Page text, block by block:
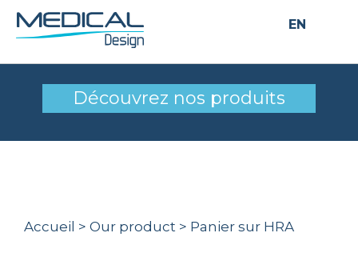
EN
Panier sur HRA
Découvrez nos produits
Accueil > Our product > Panier sur HRA